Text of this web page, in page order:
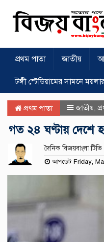
প্রথম পাতা জাতীয়
টঙ্গী স্টেডিয়ামের সামনে
প্রথম পাতা জাতীয়
গত ২৪ ঘণ্টায় দেশে
দৈনিক বিজয়বাংলা টিভি
আপডেট Friday,